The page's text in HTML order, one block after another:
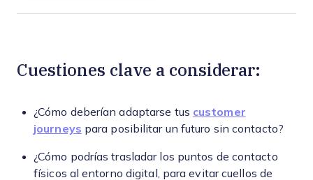
Cuestiones clave a considerar:
¿Cómo deberían adaptarse tus customer
journeys para posibilitar un futuro sin contacto?
¿Cómo podrías trasladar los puntos de contacto
físicos al entorno digital, para evitar cuellos de